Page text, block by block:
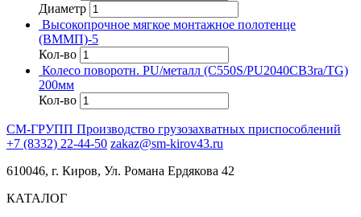
Диаметр
Высокопрочное мягкое монтажное полотенце
(ВММП)-5
Кол-во
Колесо поворотн. PU/металл (C550S/PU2040CB3ra/TG)
200мм
Кол-во
СМ-ГРУПП Производство грузозахватных приспособлений
+7 (8332) 22-44-50 zakaz@sm-kirov43.ru
610046, г. Киров, Ул. Романа Ердякова 42
КАТАЛОГ